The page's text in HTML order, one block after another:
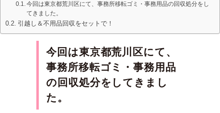
今回は東京都荒川区にて、事務所移転ゴミ・事務用品の回収処分をし
てきました。
引越し＆不用品回収をセットで！
今回は東京都荒川区にて、
事務所移転ゴミ・事務用品
の回収処分をしてきまし
た。